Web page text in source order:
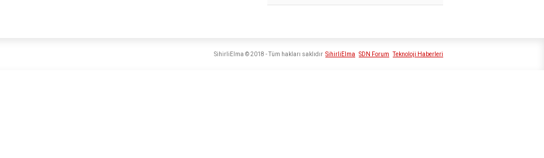
SihirliElma SDN Forum Teknoloji Haberleri
SihirliElma © 2018 - Tüm hakları saklıdır